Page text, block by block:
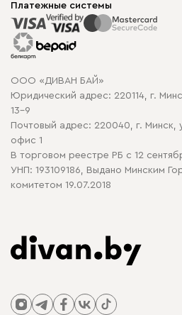
Способы оплаты
Рассрочка и кредит
Гарантия
Карта сайта
Политика конфиденциальности
Политика в отношении обработки
Корпусная мебель
Распродажа мебели
Платежные системы
ООО «ДИВАН БАЙ»
Юридический адрес: 220114, г.
13-9
Почтовый адрес: 220040, г. Минск,
офис 1
В торговом реестре РБ с 12
УНП: 193109186, Выдано Минским
комитетом 19.07.2018